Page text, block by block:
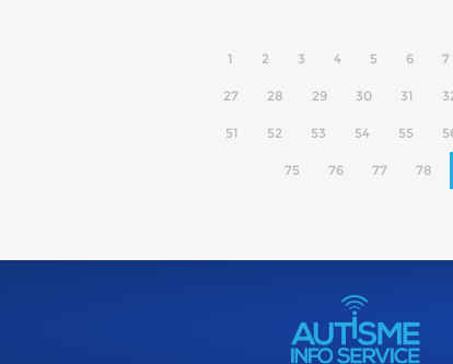
1 2 3 4 5 6 7
27 28 29 30 31
51 52 53 54 55
75 76 77 78